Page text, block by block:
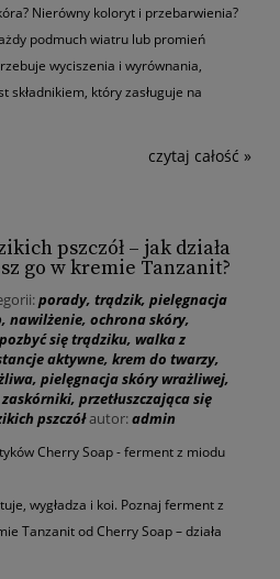
Nierówny koloryt i przebarwienia?
podmuch wiatru lub promień
wyciszenia i wyrównania,
składnikiem, który zasługuje na
czytaj całość »
pszczół – jak działa
go w kremie Tanzanit?
porady, trądzik, pielęgnacja
, nawilżenie, ochrona skóry,
się trądziku, walka z
aktywne, krem do twarzy,
, pielęgnacja skóry wrażliwej,
zaskórniki, przetłuszczająca się
pszczółautor:admin
Cherry Soap - ferment z miodu
wygładza i koi. Poznaj ferment z
Tanzanit od Cherry Soap – działa